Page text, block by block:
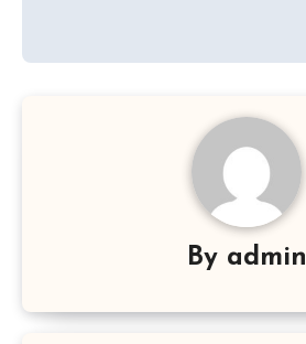
航
By admin